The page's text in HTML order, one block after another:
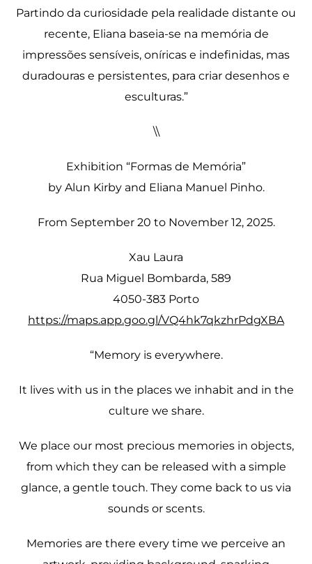
Partindo da curiosidade pela realidade distante ou
recente, Eliana baseia-se na memória de
impressões sensíveis, oníricas e indefinidas, mas
duradouras e persistentes, para criar desenhos e
esculturas.”
\\
Exhibition “Formas de Memória”
by Alun Kirby and Eliana Manuel Pinho.
From September 20 to November 12, 2025.
Xau Laura
Rua Miguel Bombarda, 589
4050-383 Porto
https://maps.app.goo.gl/VQ4hk7qkzhrPdgXBA
“Memory is everywhere.
It lives with us in the places we inhabit and in the
culture we share.
We place our most precious memories in objects,
from which they can be released with a simple
glance, a gentle touch. They come back to us via
sounds or scents.
Memories are there every time we perceive an